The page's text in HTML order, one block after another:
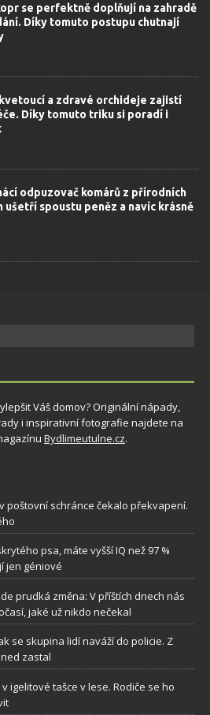
se perfektně doplňují na zahradě
Díky tomuto postupu chutnají
a zdravé orchideje zajistí
Díky tomuto triku si poradí i
odpuzovač komárů z přírodních
ušetří spoustu peněz a navíc krásně
Váš domov? Originální nápady,
i inspirativní fotografie najdete na
Bydlimeutulne.cz.
poštovní schránce čekalo překvapení.
psa, máte vyšší IQ než 97 %
jen géniové
prudká změna: V příštích dnech nás
jaké už nikdo nečekal
se skupina lidí naváží do policie. Z
zastal
igelitové tašce v lese. Rodiče se ho